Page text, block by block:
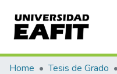
Communities & Collections
Home Tesis de Grado